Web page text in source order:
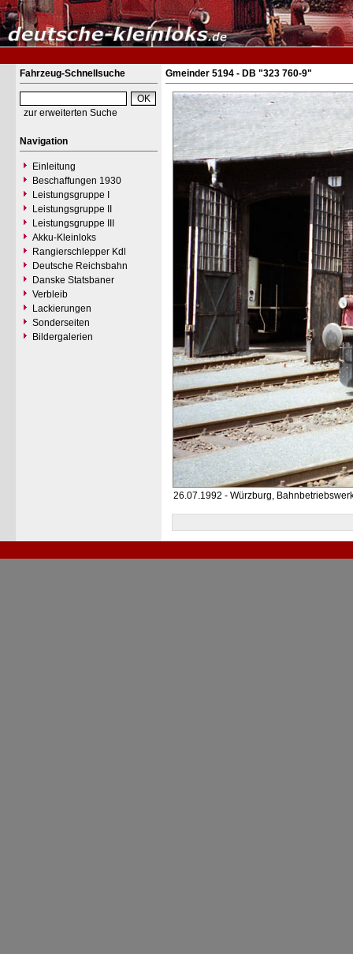
Fahrzeug-Schnellsuche
zur erweiterten Suche
Navigation
Einleitung
Beschaffungen 1930
Leistungsgruppe I
Leistungsgruppe II
Leistungsgruppe III
Akku-Kleinloks
Rangierschlepper Kdl
Deutsche Reichsbahn
Danske Statsbaner
Verbleib
Lackierungen
Sonderseiten
Bildergalerien
Gmeinder 5194 - DB "323 760-9"
26.07.1992 - Würzburg,